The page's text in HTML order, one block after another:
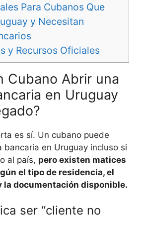
Para Cubanos Que
y Necesitan
y Recursos Oficiales
Cubano Abrir una
en Uruguay
es sí. Un cubano puede
bancaria en Uruguay incluso si
al país, pero existen matices
el tipo de residencia, el
la documentación disponible.
ser “cliente no